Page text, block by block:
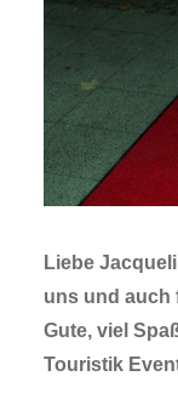
Liebe
uns und auch
Gute, viel
Touristik